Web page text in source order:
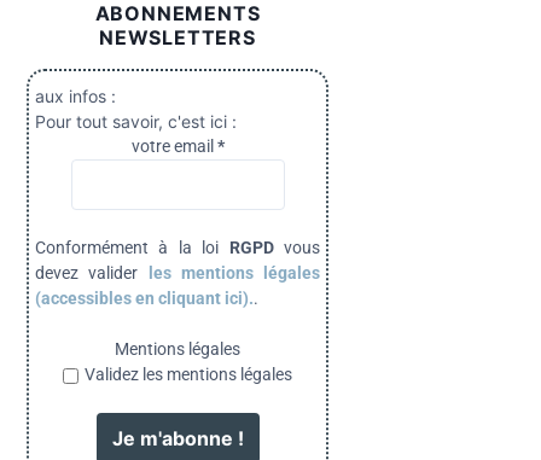
ABONNEMENTS
NEWSLETTERS
aux infos :
Pour tout savoir, c'est ici :
votre email *
Conformément à la loi RGPDvous
devez valider
les mentions légales
(accessibles en cliquant ici)..
Mentions légales
Validez les mentions légales